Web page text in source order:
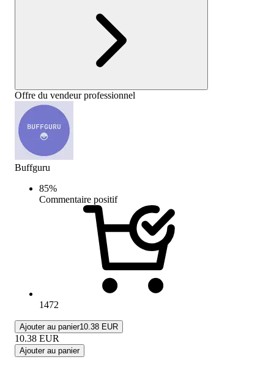
Offre du vendeur professionnel
Buffguru
85%
Commentaire positif
1472
Ajouter au panier10.38 EUR
10.38 EUR
Ajouter au panier